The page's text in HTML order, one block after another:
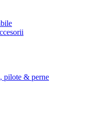
pilote & perne